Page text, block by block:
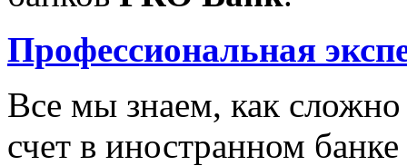
Профессиональная
Все мы знаем, как сложно
счет в иностранном банке